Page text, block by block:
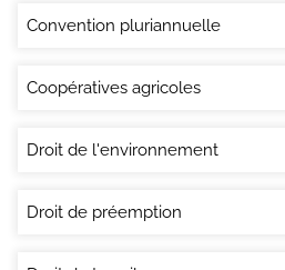
Convention pluriannuelle
Coopératives agricoles
Droit de l'environnement
Droit de préemption